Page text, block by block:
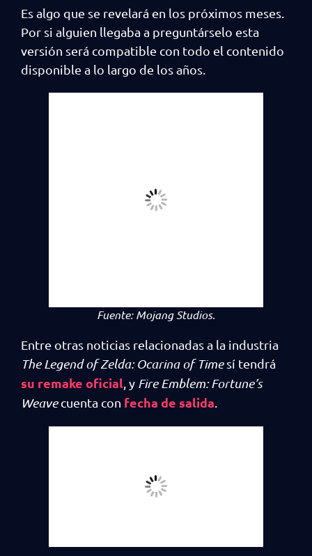
Es algo que se revelará en los próximos meses.
Por si alguien llegaba a preguntárselo esta
versión será compatible con todo el contenido
disponible a lo largo de los años.
Fuente: Mojang Studios.
Entre otras noticias relacionadas a la industria
The Legend of Zelda: Ocarina of Timesí tendrá
su remake oficial , y Fire Emblem: Fortune’s
Weavecuenta con fecha de salida